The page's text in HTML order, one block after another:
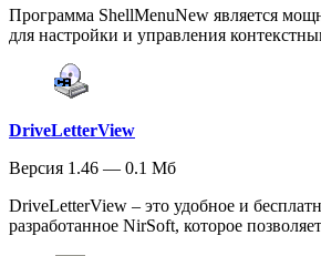
Программа ShellMenuNew является
для настройки и управления
DriveLetterView
Версия 1.46 — 0.1 Мб
DriveLetterView – это удобное и
разработанное NirSoft, которое